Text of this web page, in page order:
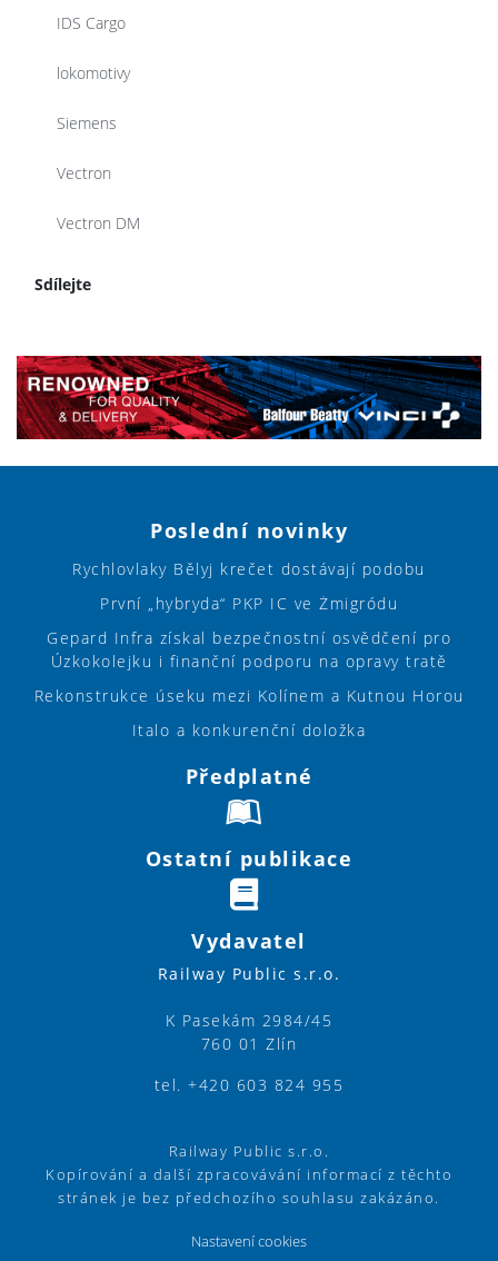
IDS Cargo
lokomotivy
Siemens
Vectron
Vectron DM
Sdílejte
Poslední novinky
Rychlovlaky Bělyj krečet dostávají podobu
První „hybryda“ PKP IC ve Żmigródu
Gepard Infra získal bezpečnostní osvědčení pro
Úzkokolejku i finanční podporu na opravy tratě
Rekonstrukce úseku mezi Kolínem a Kutnou Horou
Italo a konkurenční doložka
Předplatné
Ostatní publikace
Vydavatel
Railway Public s.r.o.
K Pasekám 2984/45
760 01 Zlín
tel. +420 603 824 955
Railway Public s.r.o.
Kopírování a další zpracovávání informací z těchto
stránek je bez předchozího souhlasu zakázáno.
Nastavení cookies